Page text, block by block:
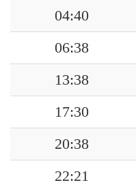
04:40
06:38
13:38
17:30
20:38
22:21